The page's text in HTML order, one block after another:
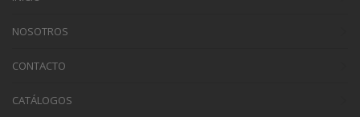
NOSOTROS
CONTACTO
CATÁLOGOS